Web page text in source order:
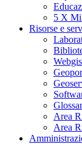
5 X
Risorse e
Webgis
Area
Area